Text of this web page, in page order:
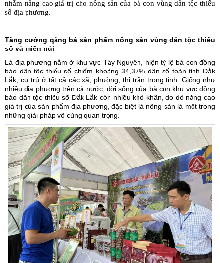
nhằm nâng cao giá trị cho nông sản của bà con vùng dân tộc thiểu
số địa phương.
Tăng cường qảng bá sản phẩm nông sản vùng dân tộc thiểu
số và miền núi
Là địa phương nằm ở khu vực Tây Nguyên, hiện tỷ lệ bà con đồng
bào dân tộc thiểu số chiếm khoảng 34,37% dân số toàntỉnh Đắk
Lắk , cư trú ở tất cả các xã, phường, thị trấn trong tỉnh. Giống như
nhiều địa phương trên cả nước, đời sống của bà con khu vực đồng
bào dân tộc thiểu số Đắk Lắk còn nhiều khó khăn, do đó nâng cao
giá trị của sản phẩm địa phương, đặc biệt là nông sản là một trong
những giải pháp vô cùng quan trọng.